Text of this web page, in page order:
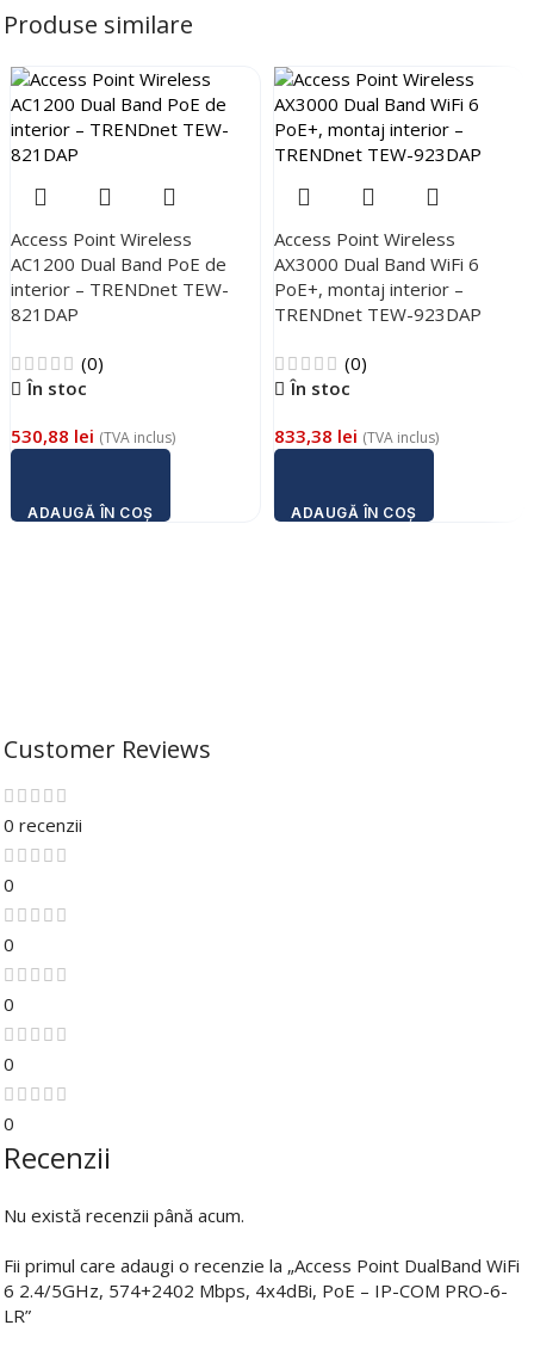
Produse similare
Access Point Wireless
AC1200 Dual Band PoE de
interior – TRENDnet TEW-
821DAP
(0)
În stoc
530,88 lei (TVA inclus)
ADAUGĂ ÎN COȘ
Access Point Wireless
AX3000 Dual Band WiFi 6
PoE+, montaj interior –
TRENDnet TEW-923DAP
(0)
În stoc
833,38 lei (TVA inclus)
ADAUGĂ ÎN COȘ
Customer Reviews
0 recenzii
0
0
0
0
0
Recenzii
Nu există recenzii până acum.
Fii primul care adaugi o recenzie la „Access Point DualBand WiFi
6 2.4/5GHz, 574+2402 Mbps, 4x4dBi, PoE – IP-COM PRO-6-
LR”